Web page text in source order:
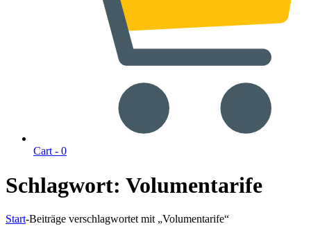
Cart - 0
Schlagwort: Volumentarife
Start-Beiträge verschlagwortet mit „Volumentarife“